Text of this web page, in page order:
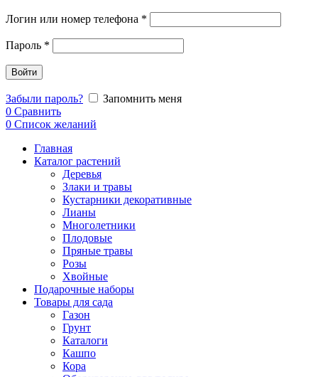
Логин или номер телефона *
Пароль *
Войти
Забыли пароль?
Запомнить меня
0 Сравнить
0 Список желаний
Главная
Каталог растений
Деревья
Злаки и травы
Кустарники декоративные
Лианы
Многолетники
Плодовые
Пряные травы
Розы
Хвойные
Подарочные наборы
Товары для сада
Газон
Грунт
Каталоги
Кашпо
Кора